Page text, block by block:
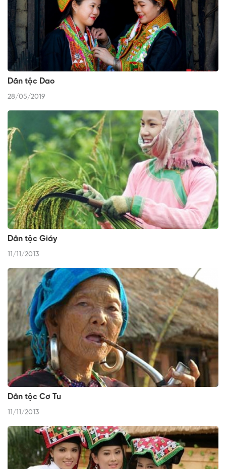
Dân tộc Dao
28/05/2019
Dân tộc Giáy
11/11/2013
Dân tộc Cơ Tu
11/11/2013